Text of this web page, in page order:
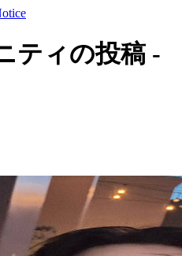
ティの投稿 -